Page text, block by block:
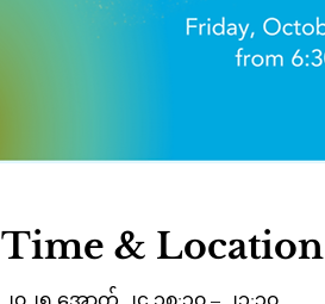
Time & Location